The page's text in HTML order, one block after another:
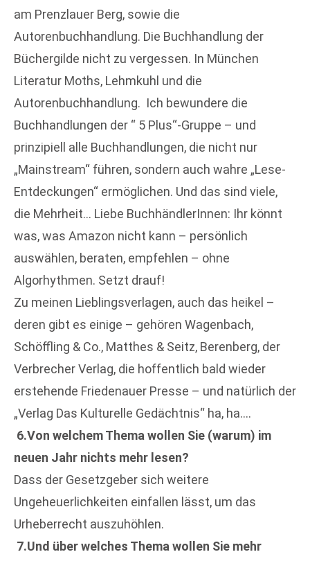
am Prenzlauer Berg, sowie die
Autorenbuchhandlung. Die Buchhandlung der
Büchergilde nicht zu vergessen. In München
Literatur Moths, Lehmkuhl und die
Autorenbuchhandlung. Ich bewundere die
Buchhandlungen der “ 5 Plus“-Gruppe – und
prinzipiell alle Buchhandlungen, die nicht nur
„Mainstream“ führen, sondern auch wahre „Lese-
Entdeckungen“ ermöglichen. Und das sind viele,
die Mehrheit… Liebe BuchhändlerInnen: Ihr könnt
was, was Amazon nicht kann – persönlich
auswählen, beraten, empfehlen – ohne
Algorhythmen. Setzt drauf!
Zu meinen Lieblingsverlagen, auch das heikel –
deren gibt es einige – gehören Wagenbach,
Schöffling & Co., Matthes & Seitz, Berenberg, der
Verbrecher Verlag, die hoffentlich bald wieder
erstehende Friedenauer Presse – und natürlich der
„Verlag Das Kulturelle Gedächtnis“ ha, ha….
6.Von welchem Thema wollen Sie (warum) im
neuen Jahr nichts mehr lesen?
Dass der Gesetzgeber sich weitere
Ungeheuerlichkeiten einfallen lässt, um das
Urheberrecht auszuhöhlen.
7.Und über welches Thema wollen Sie mehr